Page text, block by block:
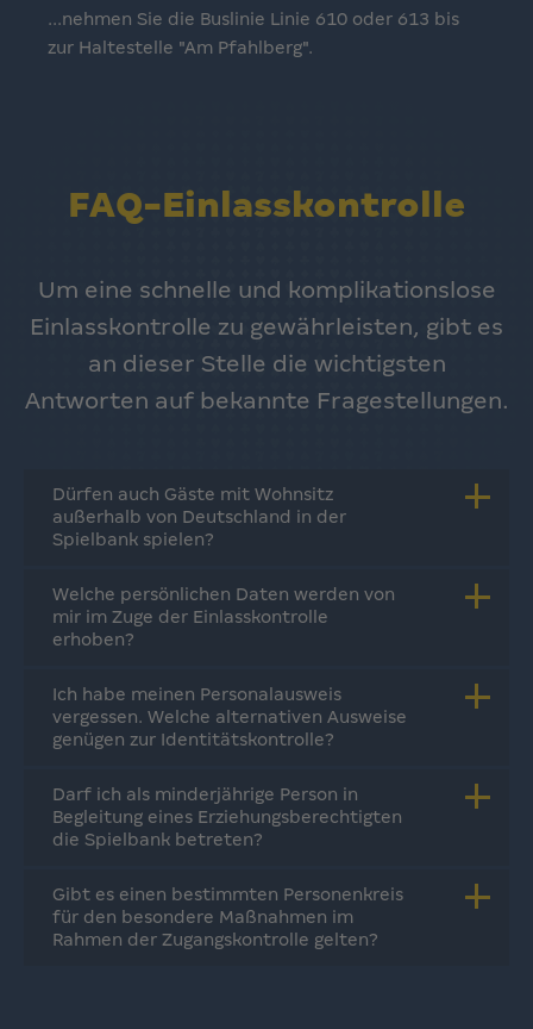
...nehmen Sie die Buslinie Linie 610 oder 613 bis
zur Haltestelle "Am Pfahlberg".
FAQ-Einlasskontrolle
Um eine schnelle und komplikationslose
Einlasskontrolle zu gewährleisten, gibt es
an dieser Stelle die wichtigsten
Antworten auf bekannte Fragestellungen.
Dürfen auch Gäste mit Wohnsitz
außerhalb von Deutschland in der
Spielbank spielen?
Welche persönlichen Daten werden von
mir im Zuge der Einlasskontrolle
erhoben?
Ich habe meinen Personalausweis
vergessen. Welche alternativen Ausweise
genügen zur Identitätskontrolle?
Darf ich als minderjährige Person in
Begleitung eines Erziehungsberechtigten
die Spielbank betreten?
Gibt es einen bestimmten Personenkreis
für den besondere Maßnahmen im
Rahmen der Zugangskontrolle gelten?